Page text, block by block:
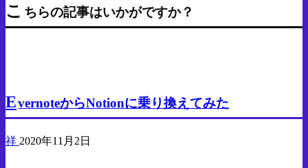
ビ
シ
投
稿
こ ちらの記事はいかがですか？
EvernoteからNotionに乗り換えてみた
祥 2020年11月2日